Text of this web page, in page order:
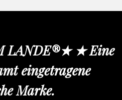
LANDE®★ ★ Eine
eingetragene
Marke.